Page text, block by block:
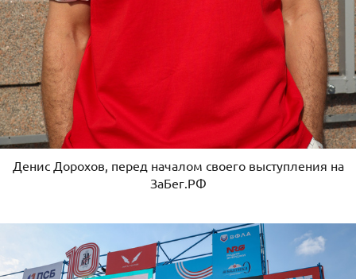
Денис Дорохов, перед началом своего выступления на
ЗаБег.РФ